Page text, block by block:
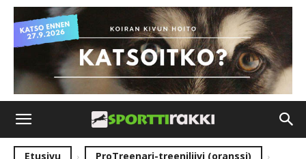
Etusivu ProTreenari-treeniliivi (oranssi)